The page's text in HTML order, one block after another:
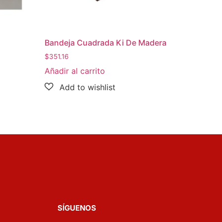
Bandeja Cuadrada Ki De Madera
$351.16
Añadir al carrito
SÍGUENOS